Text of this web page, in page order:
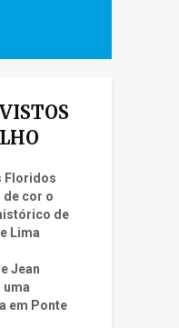
Floridos
de cor o
de
Lima
Jean
em Ponte